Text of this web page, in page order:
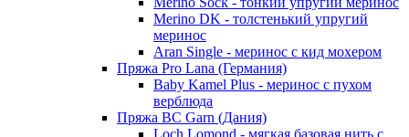
Merino DK - толстенький упругий
меринос
Aran Single - меринос с кид мохером
Пряжа Pro Lana (Германия)
Baby Kamel Plus - меринос с пухом
верблюда
Пряжа BC Garn (Дания)
Loch Lomond - мягкая базовая нить с